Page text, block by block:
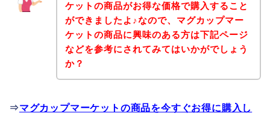
ケットの商品がお得な価格で購入すること
ができましたよ♪なので、マグカップマー
ケットの商品に興味のある方は下記ページ
などを参考にされてみてはいかがでしょう
か？
⇒マグカップマーケットの商品を今すぐお得に購入し